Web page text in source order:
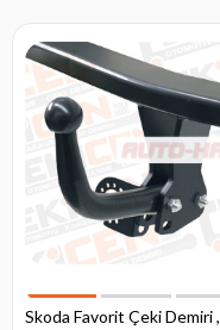
Skoda Favorit Çeki Demiri ,